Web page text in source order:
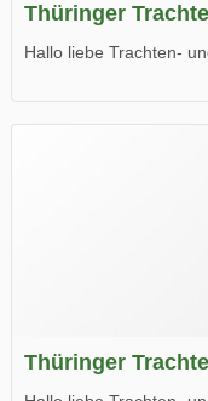
Thüringer
Hallo liebe Trachten-
Wir wünschen Euch viel
Thüringer